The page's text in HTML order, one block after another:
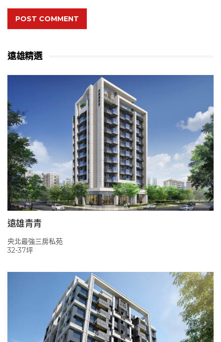
POST COMMENT
遠雄精選
遠雄青青
央北最強三房私苑
32-37坪